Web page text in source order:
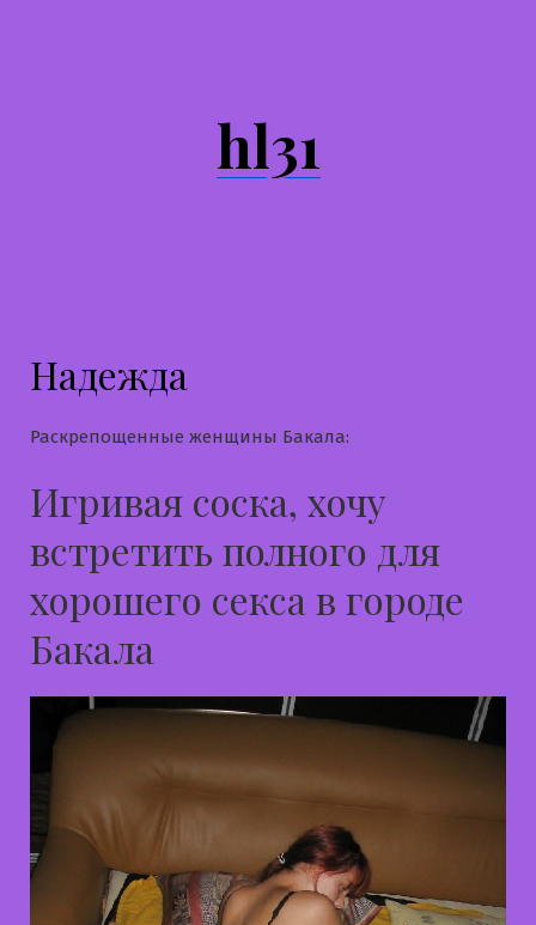
hl31
Надежда
Раскрепощенные женщины Бакала:
Игривая соска, хочу
встретить полного для
хорошего секса в городе
Бакала